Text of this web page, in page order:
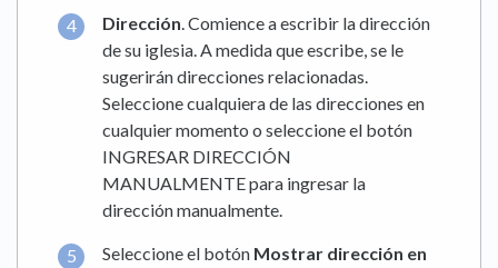
Dirección . Comience a escribir la dirección
de su iglesia. A medida que escribe, se le
sugerirán direcciones relacionadas.
Seleccione cualquiera de las direcciones en
cualquier momento o seleccione el botón
INGRESAR DIRECCIÓN
MANUALMENTE para ingresar la
dirección manualmente.
Seleccione el botón Mostrar dirección en